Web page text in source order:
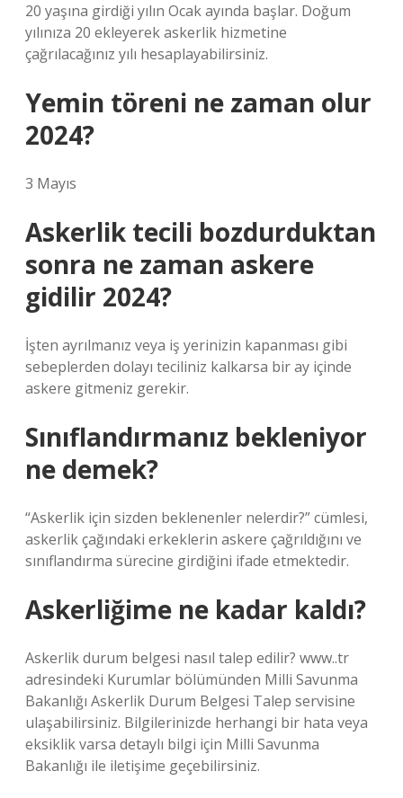
20 yaşına girdiği yılın Ocak ayında başlar. Doğum
yılınıza 20 ekleyerek askerlik hizmetine
çağrılacağınız yılı hesaplayabilirsiniz.
Yemin töreni ne zaman olur
2024?
3 Mayıs
Askerlik tecili bozdurduktan
sonra ne zaman askere
gidilir 2024?
İşten ayrılmanız veya iş yerinizin kapanması gibi
sebeplerden dolayı teciliniz kalkarsa bir ay içinde
askere gitmeniz gerekir.
Sınıflandırmanız bekleniyor
ne demek?
“Askerlik için sizden beklenenler nelerdir?” cümlesi,
askerlik çağındaki erkeklerin askere çağrıldığını ve
sınıflandırma sürecine girdiğini ifade etmektedir.
Askerliğime ne kadar kaldı?
Askerlik durum belgesi nasıl talep edilir? www..tr
adresindeki Kurumlar bölümünden Milli Savunma
Bakanlığı Askerlik Durum Belgesi Talep servisine
ulaşabilirsiniz. Bilgilerinizde herhangi bir hata veya
eksiklik varsa detaylı bilgi için Milli Savunma
Bakanlığı ile iletişime geçebilirsiniz.